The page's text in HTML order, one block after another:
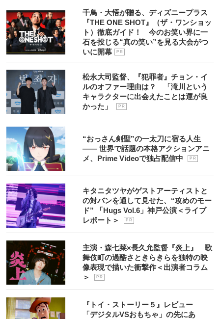
千鳥・大悟が贈る、ディズニープラス
『THE ONE SHOT』（ザ・ワンショッ
ト）徹底ガイド！ 今のお笑い界に一
石を投じる“真の笑い”を見る大会がつ
いに開幕
P R
松永大司監督、『犯罪者』チョン・イ
ルのオファー理由は？ 「滝川という
キャラクターに出会えたことは運が良
かった」
P R
“おっさん剣聖”の一太刀に宿る人生
―― 世界で話題の本格アクションアニ
メ、Prime Videoで独占配信中
P R
キタニタツヤがゲストアーティストと
の対バンを通して見せた、“攻めのモー
ド” 「Hugs Vol.6」神戸公演＜ライブ
レポート＞
P R
主演・森七菜×長久允監督『炎上』 歌
舞伎町の過酷さときらきらを独特の映
像表現で描いた衝撃作＜出演者コラム
＞
P R
『トイ・ストーリー５』レビュー
「デジタルVSおもちゃ」の先にあ